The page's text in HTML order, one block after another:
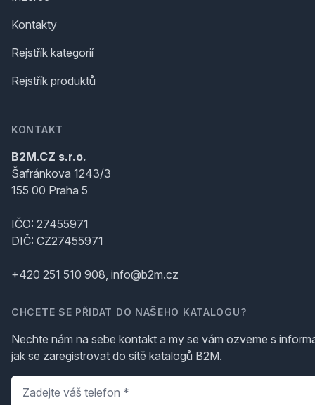
Kontakty
Rejstřík kategorií
Rejstřík produktů
KONTAKT
B2M.CZ s.r.o.
Šafránkova 1243/3
155 00 Praha 5
IČO: 27455971
DIČ: CZ27455971
+420 251 510 908, info@b2m.cz
CHCETE SE PŘIDAT DO NAŠEHO KATALOGU?
Nechte nám na sebe kontakt a my se vám ozveme s
jak se zaregistrovat do sítě katalogů B2M.
Telefon